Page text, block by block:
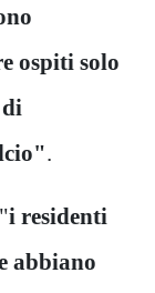
ospiti solo
.
i residenti
abbiano